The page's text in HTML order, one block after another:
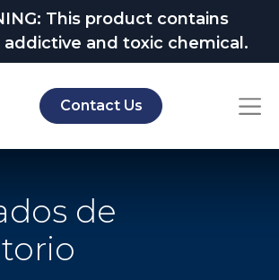
This product contains
addictive and toxic chemical.
Contact Us
de